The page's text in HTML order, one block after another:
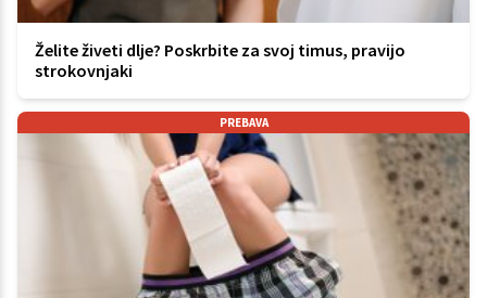
Želite živeti dlje? Poskrbite za svoj timus, pravijo
strokovnjaki
PREBAVA